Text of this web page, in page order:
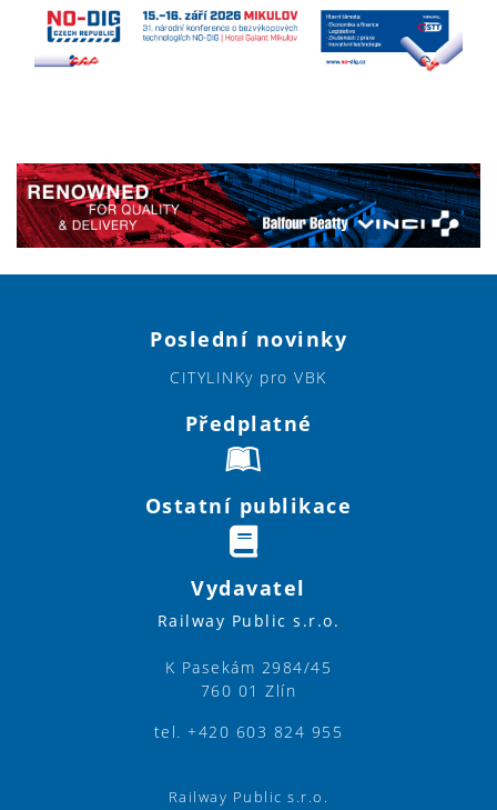
Poslední novinky
CITYLINKy pro VBK
Předplatné
Ostatní publikace
Vydavatel
Railway Public s.r.o.
K Pasekám 2984/45
760 01 Zlín
tel. +420 603 824 955
Railway Public s.r.o.